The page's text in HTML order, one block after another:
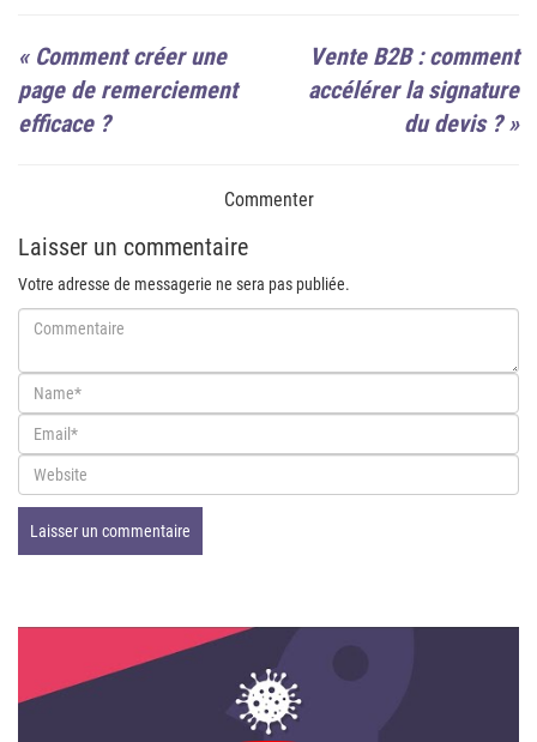
« Comment créer une
page de remerciement
efficace ?
Vente B2B : comment
accélérer la signature
du devis ?»
Commenter
Laisser un commentaire
Votre adresse de messagerie ne sera pas publiée.